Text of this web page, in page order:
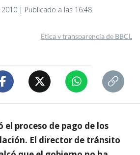
| Publicado a las 16:48
Ética y transparencia de BBCL
el proceso de pago de los
El director de tránsito